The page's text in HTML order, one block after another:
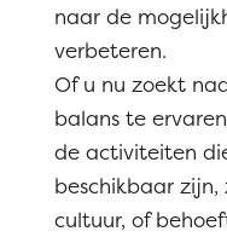
naar de
verbeteren.
Of u nu zoekt
balans te
de activiteiten
beschikbaar
cultuur, of